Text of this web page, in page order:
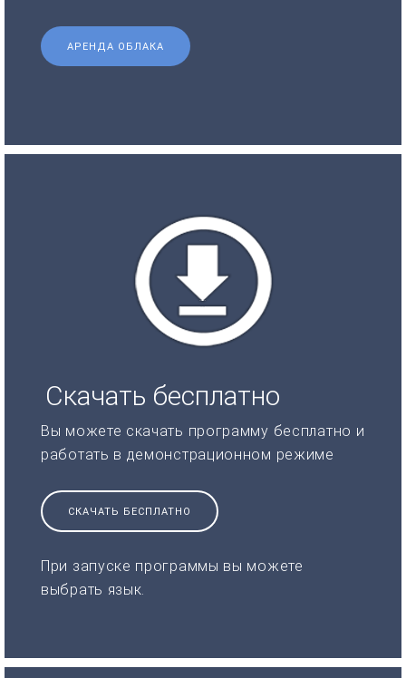
АРЕНДА ОБЛАКА
Скачать бесплатно
Вы можете скачать программу бесплатно и
работать в демонстрационном режиме
СКАЧАТЬ БЕСПЛАТНО
При запуске программы вы можете
выбрать язык.